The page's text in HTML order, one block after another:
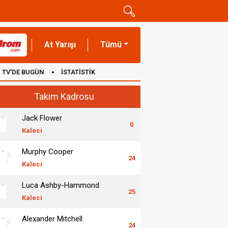
At Yarışı Tümü
TV'DE BUGÜN İSTATİSTİK
Takım Kadrosu
Jack Flower
Kaleci
0
Murphy Cooper
Kaleci
24
Luca Ashby-Hammond
Kaleci
25
Alexander Mitchell
24